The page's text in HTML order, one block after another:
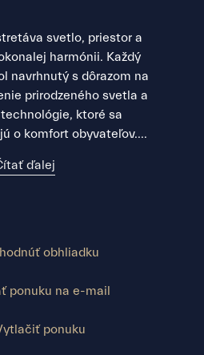
svetlo, priestor a
harmónii. Každý
navrhnutý s dôrazom na
prirodzeného svetla a
ktoré sa
o komfort obyvateľov....
ďalej
obhliadku
ponuku na e-mail
ponuku